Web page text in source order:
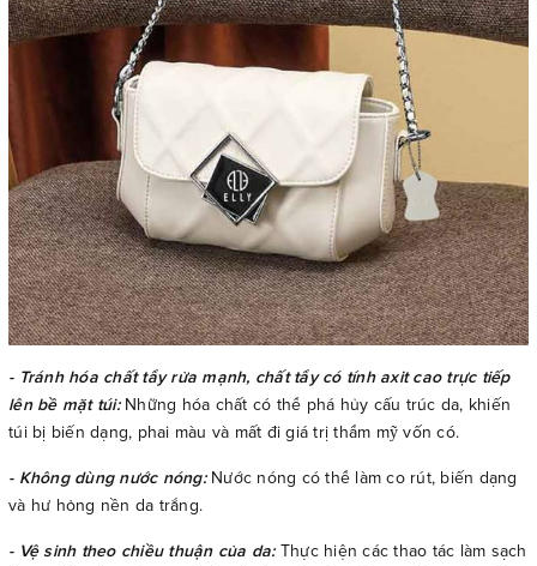
- Tránh hóa chất tẩy rửa mạnh, chất tẩy có tính axit cao trực tiếp
lên bề mặt túi:Những hóa chất có thể phá hủy cấu trúc da, khiến
túi bị biến dạng, phai màu và mất đi giá trị thẩm mỹ vốn có.
- Không dùng nước nóng: Nước nóng có thể làm co rút, biến dạng
và hư hỏng nền da trắng.
- Vệ sinh theo chiều thuận của da:Thực hiện các thao tác làm sạch